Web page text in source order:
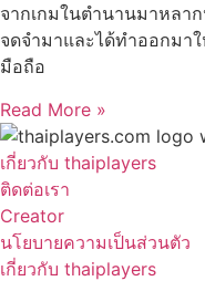
จากเกมในตำนานมาหลา
จดจำมาและได้ทำออกมา
มือถือ
Read More »
เกี่ยวกับ thaiplayers
ติดต่อเรา
Creator
นโยบายความเป็นส่วนตัว
เกี่ยวกับ thaiplayers